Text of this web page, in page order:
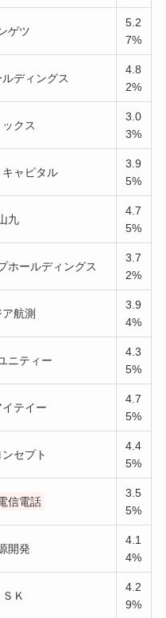
ゲツ
5.2
7%
ディングス
4.8
2%
クス
3.0
3%
ャピタル
3.9
5%
九
4.7
5%
ホールディングス
3.7
2%
航測
3.9
4%
ニティー
4.3
5%
テイー
4.7
5%
セプト
4.4
5%
信電話
3.5
5%
開発
4.1
4%
ＳＫ
4.2
9%